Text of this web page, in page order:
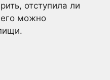
отступила ли
его можно